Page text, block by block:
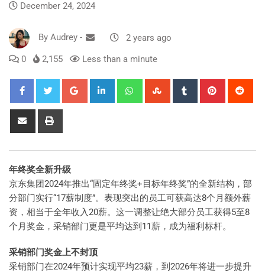
December 24, 2024
By Audrey - 2 years ago
0 2,155 Less than a minute
年终奖全新升级
京东集团2024年推出“固定年终奖+目标年终奖”的全新结构，部
分部门实行“17薪制度”。表现突出的员工可获高达8个月额外薪
资，相当于全年收入20薪。这一调整让绝大部分员工获得5至8
个月奖金，采销部门更是平均达到11薪，成为福利标杆。
采销部门奖金上不封顶
采销部门在2024年预计实现平均23薪，到2026年将进一步提升